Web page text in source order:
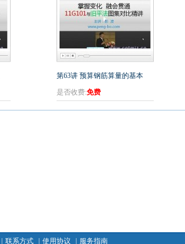
第63讲 预算钢筋算量的基本
是否收费:免费
联系方式 使用协议 服务指南